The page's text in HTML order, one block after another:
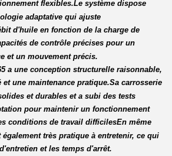
flexibles.Le système dispose
adaptative qui ajuste
d'huile en fonction de la charge de
de contrôle précises pour un
et un mouvement précis.
a une conception structurelle raisonnable,
une maintenance pratique.Sa carrosserie
et durables et a subi des tests
pour maintenir un fonctionnement
conditions de travail difficilesEn même
très pratique à entretenir, ce qui
et les temps d'arrêt.